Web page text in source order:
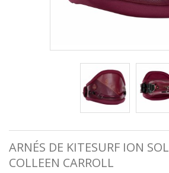
ARNÉS DE KITESURF ION SOL
COLLEEN CARROLL